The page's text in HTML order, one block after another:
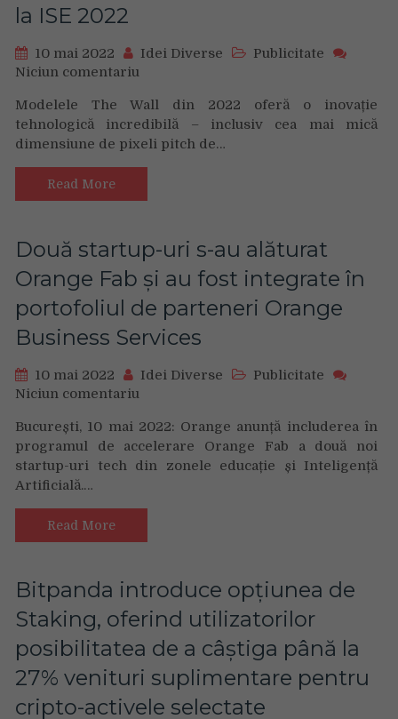
la ISE 2022
10 mai 2022 Idei Diverse
Publicitate
Niciun comentariu
Electronics
prezintă
o
nouă
a
LED
la
ISE
2022
Modelele The Wall din 2022 oferă o inovație
tehnologică incredibilă – inclusiv cea mai mică
dimensiune de pixeli pitch de…
Read More
Două startup-uri s-au alăturat
Orange Fab și au fost integrate în
portofoliul de parteneri Orange
Business Services
10 mai 2022 Idei Diverse
Publicitate
Niciun comentariu
startup-
uri
s-
alăturat
Fab
au
fost
integrate
portofoliul
de
parteneri
Orange
București, 10 mai 2022: Orange anunță includerea în
programul de accelerare Orange Fab a două noi
startup-uri tech din zonele educație și Inteligență
Artificială.…
Read More
Bitpanda introduce opțiunea de
Staking, oferind utilizatorilor
posibilitatea de a câștiga până la
27% venituri suplimentare pentru
cripto-activele selectate